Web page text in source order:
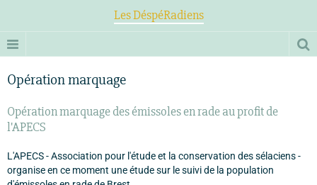
Les DéspéRadiens
Opération marquage
Opération marquage des émissoles en rade au profit de
l'APECS
L'APECS - Association pour l'étude et la conservation des sélaciens -
organise en ce moment une étude sur le suivi de la population